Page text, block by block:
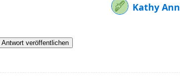
Kathy Ann
Antwort veröffentlichen